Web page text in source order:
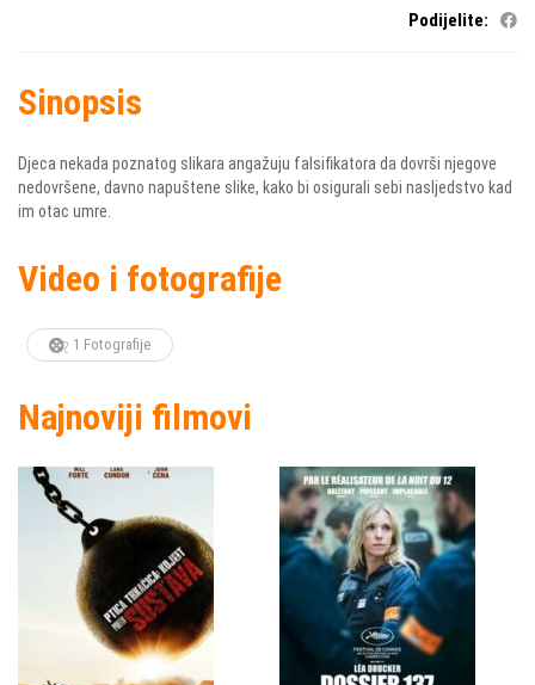
Podijelite:
Sinopsis
Djeca nekada poznatog slikara angažuju falsifikatora da dovrši njegove
nedovršene, davno napuštene slike, kako bi osigurali sebi nasljedstvo kad
im otac umre.
Video i fotografije
1 Fotografije
Najnoviji filmovi